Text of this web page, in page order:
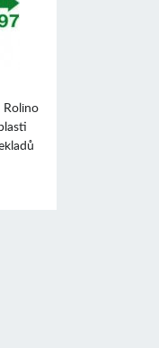
Rolino